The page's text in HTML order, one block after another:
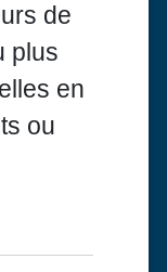
de
plus
en
ou